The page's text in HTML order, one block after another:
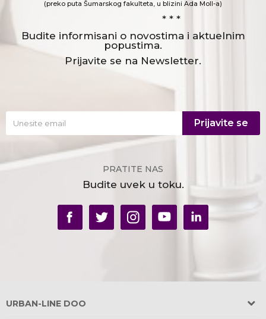
(preko puta Šumarskog fakulteta, u blizini Ada Moll-a)
* * *
Budite informisani o novostima i aktuelnim
popustima.
Prijavite se na Newsletter.
Prijavite se
PRATITE NAS
Budite uvek u toku.
URBAN-LINE DOO